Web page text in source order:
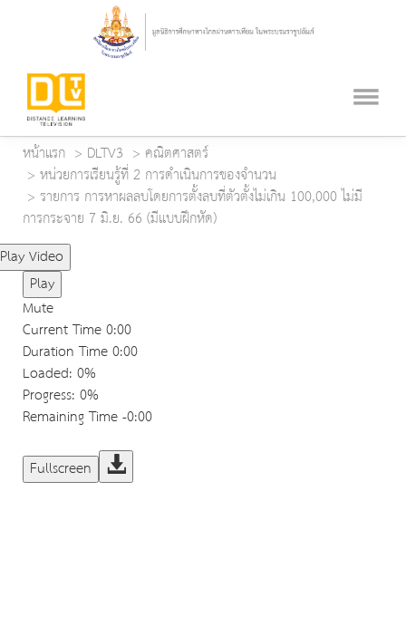
หน้าแรก DLTV3
คณิตศาสตร์
หน่วยการเรียนรู้ที่ 2 การดำเนินการของจำนวน
รายการ การหาผลลบโดยการตั้งลบที่ตัวตั้งไม่เกิน 100,000 ไม่มี
การกระจาย 7 มิ.ย. 66 (มีแบบฝึกหัด)
Play Video
Play
Mute
Current Time0:00
Duration Time0:00
Loaded: 0%
Progress: 0%
Remaining Time-0:00
Fullscreen